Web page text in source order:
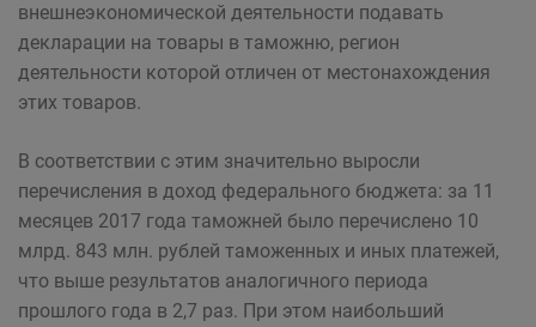
внешнеэкономической деятельности подавать
декларации на товары в таможню, регион
деятельности которой отличен от местонахождения
этих товаров.
В соответствии с этим значительно выросли
перечисления в доход федерального бюджета: за 11
месяцев 2017 года таможней было перечислено 10
млрд. 843 млн. рублей таможенных и иных платежей,
что выше результатов аналогичного периода
прошлого года в 2,7 раз. При этом наибольший